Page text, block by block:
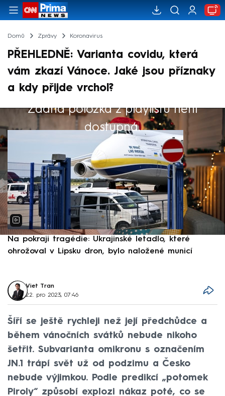
Domů Zprávy Koronavirus
PŘEHLEDNĚ: Varianta covidu, která
vám zkazí Vánoce. Jaké jsou příznaky
a kdy přijde vrchol?
Žádná položka z playlistu není
dostupná.
Výběr redakce
Na pokraji tragédie: Ukrajinské letadlo, které
ohrožoval v Lipsku dron, bylo naložené municí
Viet Tran
22. pro 2023, 07:46
Šíří se ještě rychleji než její předchůdce a
během vánočních svátků nebude nikoho
šetřit. Subvarianta omikronu s označením
JN.1 trápí svět už od podzimu a Česko
nebude výjimkou. Podle predikcí „potomek
Piroly“ způsobí explozi nákaz poté, co se